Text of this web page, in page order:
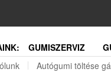
GUMISZERVIZ
Autógumi töltése